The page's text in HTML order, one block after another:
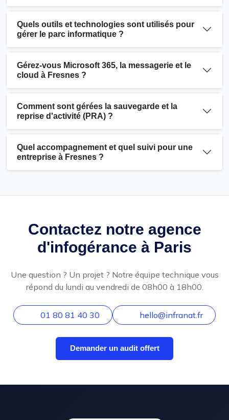
Quels outils et technologies sont utilisés pour
gérer le parc informatique ?
Gérez-vous Microsoft 365, la messagerie et le
cloud à Fresnes ?
Comment sont gérées la sauvegarde et la
reprise d'activité (PRA) ?
Quel accompagnement et quel suivi pour une
entreprise à Fresnes ?
Contactez notre agence
d'infogérance à Paris
Une question ? Un projet ? Notre équipe technique vous
répond du lundi au vendredi de 08h00 à 18h00.
01 80 81 40 30 hello@infranat.fr
Demander un audit offert